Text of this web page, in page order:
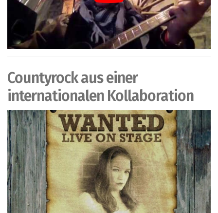
Countyrock aus einer
internationalen Kollaboration